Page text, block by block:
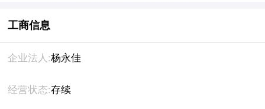
工商信息
企业法人:杨永佳
经营状态:存续